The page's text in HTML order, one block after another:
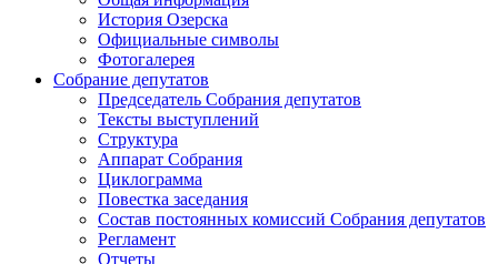
История Озерска
Официальные символы
Фотогалерея
Собрание депутатов
Председатель Собрания депутатов
Тексты выступлений
Структура
Аппарат Собрания
Циклограмма
Повестка заседания
Состав постоянных комиссий Собрания депутатов
Регламент
Отчеты